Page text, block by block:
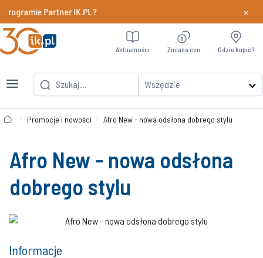
Partner IK.PL? Dowiedz
×
Wszędzie
Aktualności Zmiana cen Gdzie kupić?
Promocje i nowości Afro New - nowa odsłona dobrego stylu
Afro New - nowa odsłona
dobrego stylu
Informacje